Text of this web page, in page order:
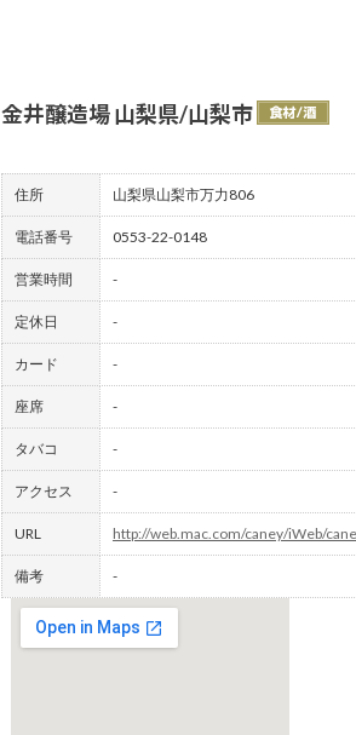
金井醸造場 山梨県/山梨市
住所 山梨県山梨市万力806
電話番号 0553-22-0148
営業時間 -
定休日 -
カード -
座席 -
タバコ -
アクセス -
URL http://web.mac.com/caney/iWeb/
備考 -